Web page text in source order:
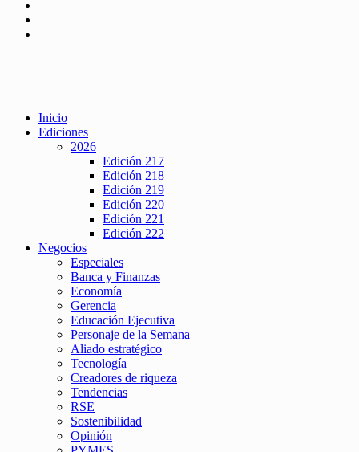
Inicio
Ediciones
2026
Edición 217
Edición 218
Edición 219
Edición 220
Edición 221
Edición 222
Negocios
Especiales
Banca y Finanzas
Economía
Gerencia
Educación Ejecutiva
Personaje de la Semana
Aliado estratégico
Tecnología
Creadores de riqueza
Tendencias
RSE
Sostenibilidad
Opinión